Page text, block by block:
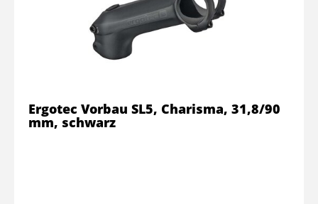
Ergotec Vorbau SL5, Charisma, 31,8/90
mm, schwarz